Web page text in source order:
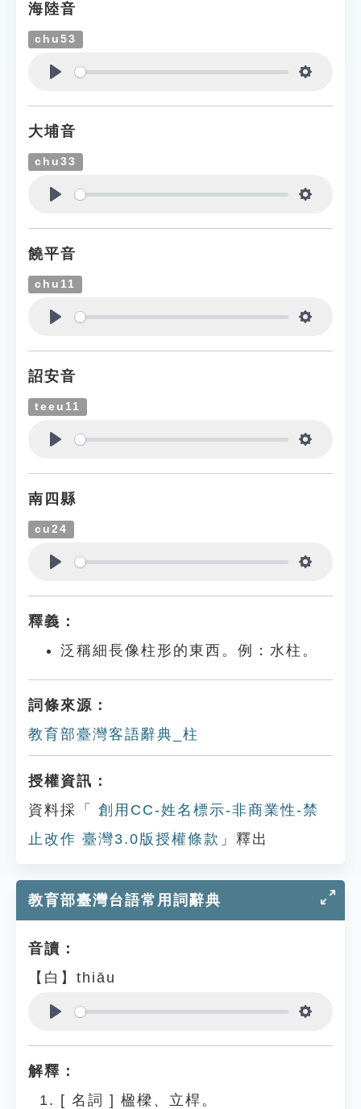
海陸音
chu53
大埔音
chu33
饒平音
chu11
詔安音
teeu11
南四縣
cu24
釋義：
泛稱細長像柱形的東西。例：水柱。
詞條來源：
教育部臺灣客語辭典_柱
授權資訊：
資料採「
創用CC-姓名標示-非商業性-禁
止改作 臺灣3.0版授權條款 」釋出
教育部臺灣台語常用詞辭典
音讀：
【白】thiāu
解釋：
[ 名詞 ] 楹樑、立桿。